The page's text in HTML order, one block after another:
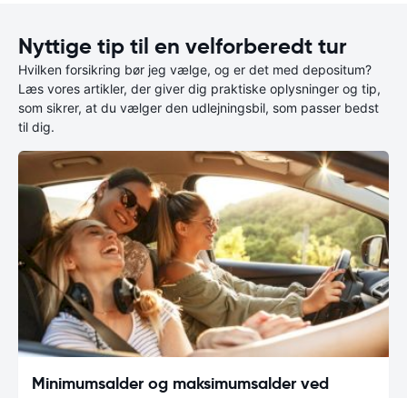
Nyttige tip til en velforberedt tur
Hvilken forsikring bør jeg vælge, og er det med depositum?
Læs vores artikler, der giver dig praktiske oplysninger og tip,
som sikrer, at du vælger den udlejningsbil, som passer bedst
til dig.
Minimumsalder og maksimumsalder ved